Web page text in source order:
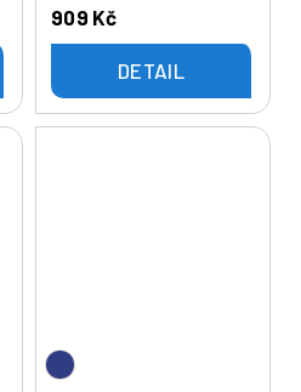
909 Kč
DETAIL